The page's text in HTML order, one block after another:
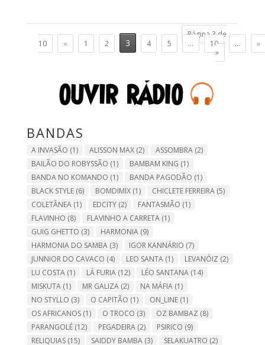
Página 3 de
10
« 1 2 3 4 5 ... 10 ...
»
»
BANDAS
A INVASÃO (1) ALISSON MAX(2) ASSOMBRA(2)
BAILÃO DO ROBYSSÃO (1) BAMBAM KING (1)
BANDA NO KOMANDO (1) BANDA PAGODÃO (1)
BLACK STYLE(6) BOMDIMIX(1) CHICLETE FERREIRA(5)
COLETÂNEA(1) EDCITY(2) FANTASMÃO (1)
FLAVINHO (8) FLAVINHO A CARRETA(1)
GUIG GHETTO (3) HARMONIA(9)
HARMONIA DO SAMBA(3) IGOR KANNÁRIO (7)
JUNNIOR DO CAVACO (4) LEO SANTA(1) LEVANÓIZ (2)
LU COSTA(1) LÁ FURIA(12) LÉO SANTANA(14)
MISKUTA(1) MR GALIZA(2) NA MÁFIA(1)
NO STYLLO (3) O CAPITÃO (1) ON_LINE(1)
OS AFRICANOS(1) O TROCO (3) OZ BAMBAZ (8)
PARANGOLÉ(12) PEGADEIRA(2) PSIRICO (9)
RELIQUIAS(15) SAIDDY BAMBA(3) SELAKUATRO (2)